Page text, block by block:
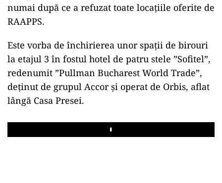
numai după ce a refuzat toate locațiile oferite de
RAAPPS.
Este vorba de închirierea unor spații de birouri
la etajul 3 în fostul hotel de patru stele ”Sofitel”,
redenumit ”Pullman Bucharest World Trade”,
deținut de grupul Accor și operat de Orbis, aflat
lângă Casa Presei.
Play